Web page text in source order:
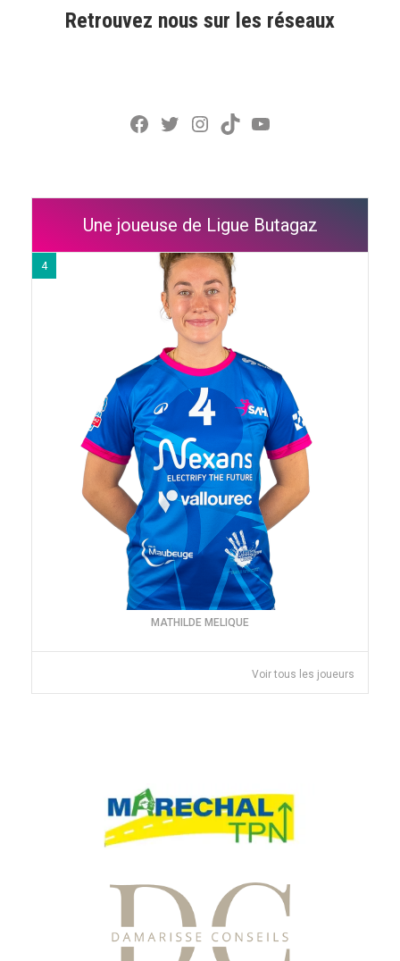
Retrouvez nous sur les réseaux
Facebook
Twitter
Instagram
TikTokYouTube
Une joueuse de Ligue Butagaz
4
MATHILDE MELIQUE
Voir tous les joueurs